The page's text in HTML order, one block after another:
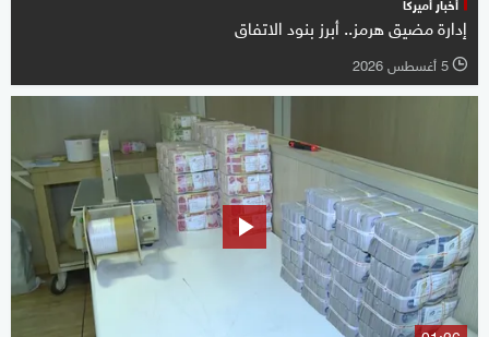
إدارة مضيق هرمز.. أبرز بنود الاتفاق
l 5 أغسطس 2026